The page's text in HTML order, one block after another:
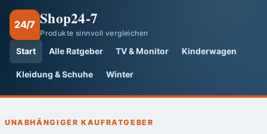
24/7 Shop24-7
Produkte sinnvoll vergleichen
Start Alle Ratgeber TV & Monitor Kinderwagen
Kleidung & Schuhe Winter
UNABHÄNGIGER KAUFRATGEBER